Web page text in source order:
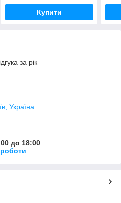
Купити
за рік
Україна
до 18:00